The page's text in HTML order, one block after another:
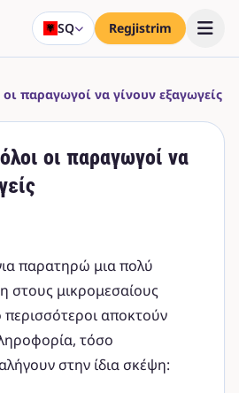
SQ Regjistrim
παραγωγοί να γίνουν εξαγωγείς
οι παραγωγοί να
παρατηρώ μια πολύ
στους μικρομεσαίους
αποκτούν
τόσο
στην ίδια σκέψη: